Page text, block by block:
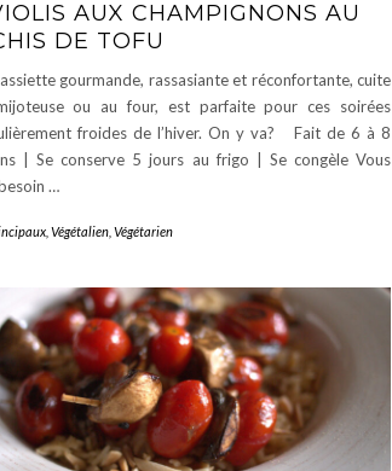
AUX CHAMPIGNONS AU
DE TOFU
gourmande, rassasiante et réconfortante, cuite
ou au four, est parfaite pour ces soirées
froides de l’hiver. On y va? Fait de 6 à 8
| Se conserve 5 jours au frigo | Se congèle Vous
…
Végétalien Végétarien